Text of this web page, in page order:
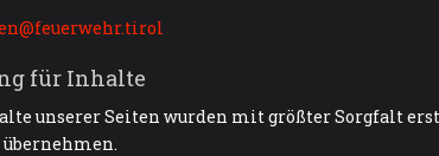
für Inhalte
unserer Seiten wurden mit größter Sorgfalt
übernehmen.